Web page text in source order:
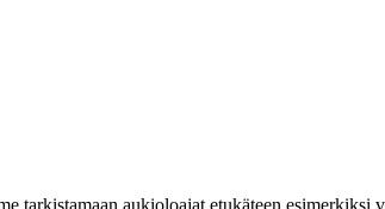
tarkistamaan aukioloajat etukäteen esimerkiksi